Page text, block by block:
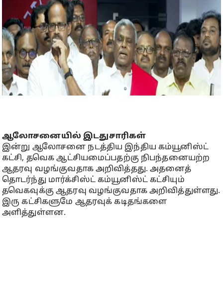
ஆலோசனையில் இடதுசாரிகள்
இன்று ஆலோசனை நடத்திய இந்திய கம்யூனிஸ்ட்
கட்சி, தவெக ஆட்சியமைப்பதற்கு நிபந்தனையற்ற
ஆதரவு வழங்குவதாக அறிவித்தது. அதனைத்
தொடர்ந்து மார்க்சிஸ்ட் கம்யூனிஸ்ட் கட்சியும்
தவெகவுக்கு ஆதரவு வழங்குவதாக அறிவித்துள்ளது.
இரு கட்சிகளுமே ஆதரவுக் கடிதங்களை
அளித்துள்ளன.